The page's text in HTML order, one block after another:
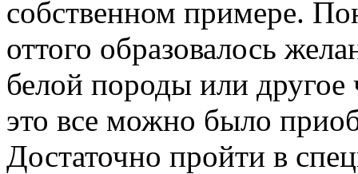
собственном примере.
оттого образовалось
белой породы или
это все можно было
Достаточно пройти в